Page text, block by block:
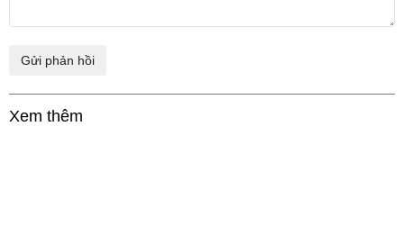
Xem thêm